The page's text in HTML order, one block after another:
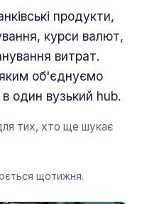
продукти,
курси валют,
витрат.
об'єднуємо
один вузький hub.
тих, хто ще шукає
щотижня.